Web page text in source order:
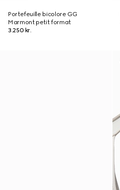
Portefeuille bicolore GG
Marmont petit format
3.250 kr.